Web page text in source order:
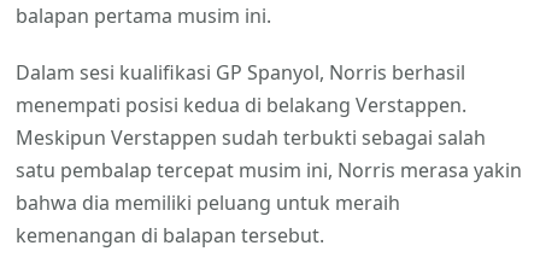
balapan pertama musim ini.
Dalam sesi kualifikasi GP Spanyol, Norris berhasil
menempati posisi kedua di belakang Verstappen.
Meskipun Verstappen sudah terbukti sebagai salah
satu pembalap tercepat musim ini, Norris merasa yakin
bahwa dia memiliki peluang untuk meraih
kemenangan di balapan tersebut.